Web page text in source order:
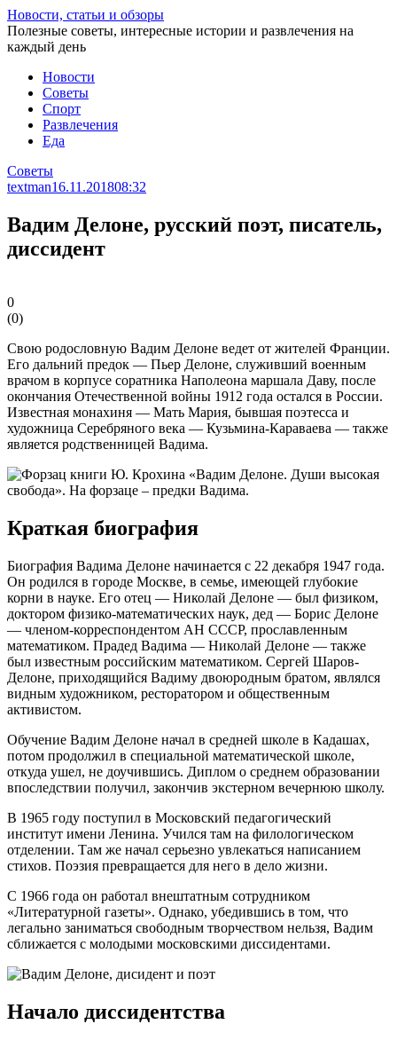
Перейти
к
статье
Новости, статьи и обзоры
Полезные советы, интересные истории и развлечения на
каждый день
Новости
Советы
Спорт
Развлечения
Еда
Советы
textman16.11.201808:32
Вадим Делоне, русский поэт, писатель,
диссидент
0
(0)
Свою родословную Вадим Делоне ведет от жителей Франции.
Его дальний предок — Пьер Делоне, служивший военным
врачом в корпусе соратника Наполеона маршала Даву, после
окончания Отечественной войны 1912 года остался в России.
Известная монахиня — Мать Мария, бывшая поэтесса и
художница Серебряного века — Кузьмина-Караваева — также
является родственницей Вадима.
Краткая биография
Биография Вадима Делоне начинается с 22 декабря 1947 года.
Он родился в городе Москве, в семье, имеющей глубокие
корни в науке. Его отец — Николай Делоне — был физиком,
доктором физико-математических наук, дед — Борис Делоне
— членом-корреспондентом АН СССР, прославленным
математиком. Прадед Вадима — Николай Делоне — также
был известным российским математиком. Сергей Шаров-
Делоне, приходящийся Вадиму двоюродным братом, являлся
видным художником, ресторатором и общественным
активистом.
Обучение Вадим Делоне начал в средней школе в Кадашах,
потом продолжил в специальной математической школе,
откуда ушел, не доучившись. Диплом о среднем образовании
впоследствии получил, закончив экстерном вечернюю школу.
В 1965 году поступил в Московский педагогический
институт имени Ленина. Учился там на филологическом
отделении. Там же начал серьезно увлекаться написанием
стихов. Поэзия превращается для него в дело жизни.
С 1966 года он работал внештатным сотрудником
«Литературной газеты». Однако, убедившись в том, что
легально заниматься свободным творчеством нельзя, Вадим
сближается с молодыми московскими диссидентами.
Начало диссидентства